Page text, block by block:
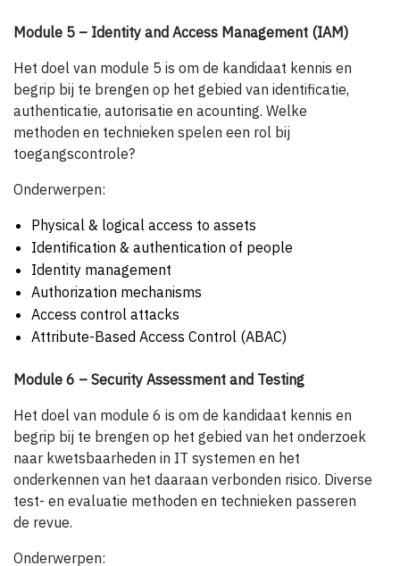
Module 5 – Identity and Access Management (IAM)
Het doel van module 5 is om de kandidaat kennis en
begrip bij te brengen op het gebied van identificatie,
authenticatie, autorisatie en acounting. Welke
methoden en technieken spelen een rol bij
toegangscontrole?
Onderwerpen:
Physical & logical access to assets
Identification & authentication of people
Identity management
Authorization mechanisms
Access control attacks
Attribute-Based Access Control (ABAC)
Module 6 – Security Assessment and Testing
Het doel van module 6 is om de kandidaat kennis en
begrip bij te brengen op het gebied van het onderzoek
naar kwetsbaarheden in IT systemen en het
onderkennen van het daaraan verbonden risico. Diverse
test- en evaluatie methoden en technieken passeren
de revue.
Onderwerpen: